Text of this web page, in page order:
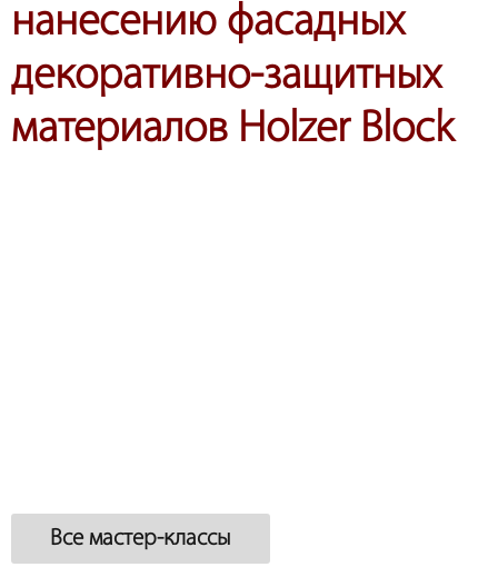
нанесению фасадных
декоративно-защитных
материалов Holzer Block
Все мастер-классы